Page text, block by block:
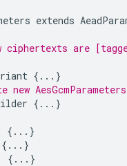
extends
ciphertexts are
{ ... }
{ ... }
{ ... }
{ ... }
{ ... }